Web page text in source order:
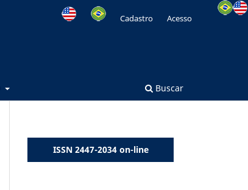
Buscar
Cadastro Acesso
ISSN 2447-2034 on-line